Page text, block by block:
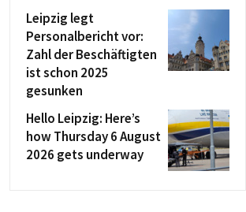
Leipzig legt
Personalbericht vor:
Zahl der Beschäftigten
ist schon 2025
gesunken
Hello Leipzig: Here’s
how Thursday 6 August
2026 gets underway